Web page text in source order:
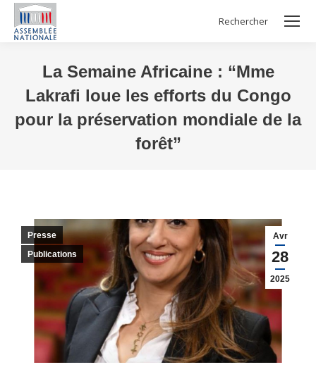
Search:
Rechercher
La Semaine Africaine : “Mme
Lakrafi loue les efforts du Congo
pour la préservation mondiale de la
forêt”
Avr
28
2025
Presse
Publications